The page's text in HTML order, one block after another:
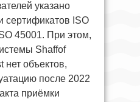
указано
сертификатов ISO
45001. При этом,
Shaffof
нет объектов,
после 2022
приёмки